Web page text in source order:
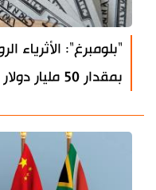
بمقدار 50 مليار دولار